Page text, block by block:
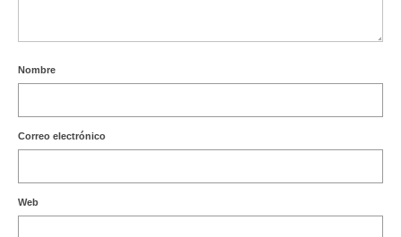
Nombre
Correo electrónico
Web